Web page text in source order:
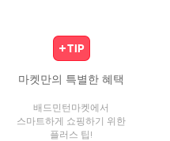
마켓만의 특별한 혜택
배드민턴마켓에서
스마트하게 쇼핑하기 위한
플러스 팁!